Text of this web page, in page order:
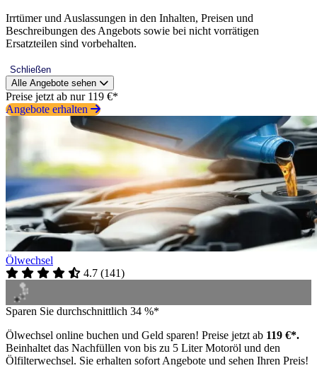
Irrtümer und Auslassungen in den Inhalten, Preisen und
Beschreibungen des Angebots sowie bei nicht vorrätigen
Ersatzteilen sind vorbehalten.
Schließen
Alle Angebote sehen
Preise jetzt ab nur 119 €*
Angebote erhalten
Ölwechsel
4.7 (141)
Sparen Sie durchschnittlich 34 %*
Ölwechsel online buchen und Geld sparen! Preise jetzt ab 119 €*.
Beinhaltet das Nachfüllen von bis zu 5 Liter Motoröl und den
Ölfilterwechsel. Sie erhalten sofort Angebote und sehen Ihren Preis!